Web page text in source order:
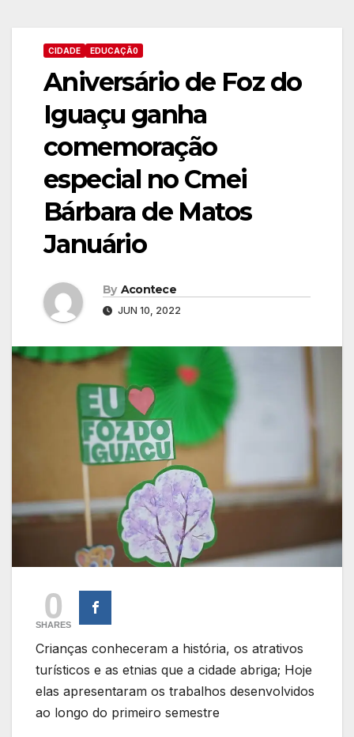
CIDADE EDUCAÇÃ0
Aniversário de Foz do
Iguaçu ganha
comemoração
especial no Cmei
Bárbara de Matos
Januário
By Acontece
JUN 10, 2022
0
SHARES
Crianças conheceram a história, os atrativos
turísticos e as etnias que a cidade abriga; Hoje
elas apresentaram os trabalhos desenvolvidos
ao longo do primeiro semestre